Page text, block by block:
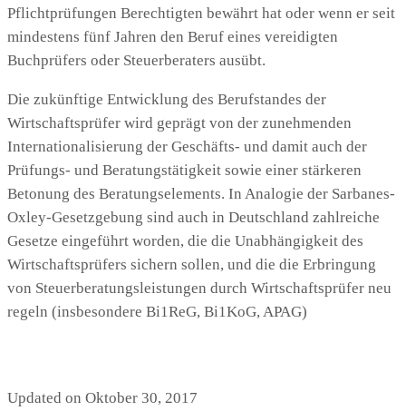
Pflichtprüfungen Berechtigten bewährt hat oder wenn er seit
mindestens fünf Jahren den Beruf eines vereidigten
Buchprüfers oder Steuerberaters ausübt.
Die zukünftige Entwicklung des Berufstandes der
Wirtschaftsprüfer wird geprägt von der zunehmenden
Internationalisierung der Geschäfts- und damit auch der
Prüfungs- und Beratungstätigkeit sowie einer stärkeren
Betonung des Beratungselements. In Analogie der Sarbanes-
Oxley-Gesetzgebung sind auch in Deutschland zahlreiche
Gesetze eingeführt worden, die die Unabhängigkeit des
Wirtschaftsprüfers sichern sollen, und die die Erbringung
von Steuerberatungsleistungen durch Wirtschaftsprüfer neu
regeln (insbesondere Bi1ReG, Bi1KoG, APAG)
Updated on Oktober 30, 2017